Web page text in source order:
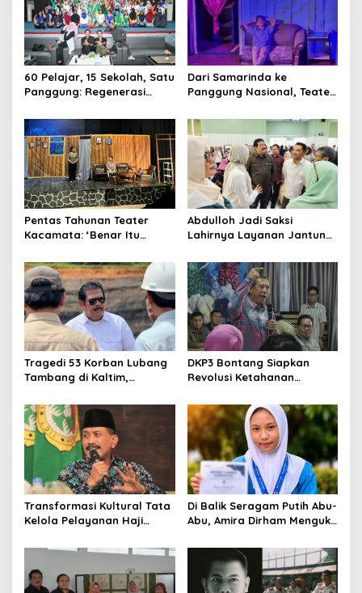
60 Pelajar, 15 Sekolah, Satu
Panggung: Regenerasi
Jalannya
Dari Samarinda ke
Panggung Nasional, Teater
Kalimantan ke FTRN ISI
Yogyakarta
Pentas Tahunan Teater
Kacamata: ‘Benar Itu
Korupsi dan Kemiskinan
Abdulloh Jadi Saksi
Lahirnya Layanan Jantung
Jawaban Kebutuhan
Rakyat
Tragedi 53 Korban Lubang
Tambang di Kaltim,
Total Tata Kelola
DKP3 Bontang Siapkan
Revolusi Ketahanan
Smartani Jadi Senjata
Transformasi Kultural Tata
Kelola Pelayanan Haji
Di Balik Seragam Putih Abu-
Abu, Amira Dirham Mengukir
Nasional